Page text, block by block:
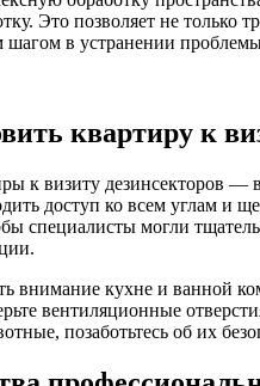
Это позволяет не только
шагом в устранении
квартиру к
к визиту дезинсекторов
доступ ко всем углам и
специалисты могли
внимание кухне и ванной
вентиляционные
позаботьтесь об их